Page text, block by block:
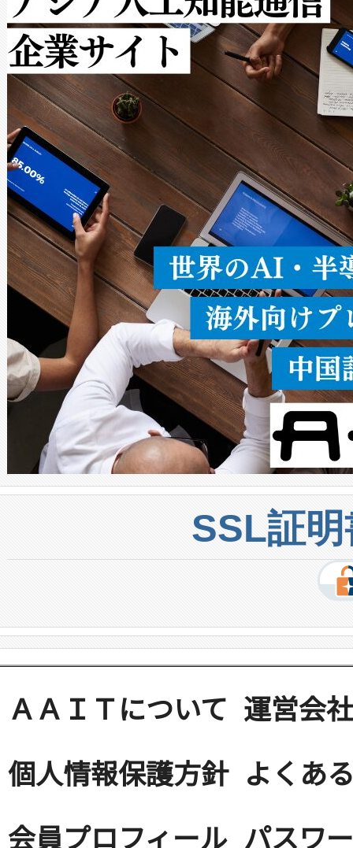
ルの変電所周囲を監視でき、
作業と点群処理を簡素化でき
Avia 2は、2種類のFOVオプシ
× 80°のノーマルモード、長
ードを切り替えて使用するこ
ることなく、単一のデバイス
うにします。遠距離まで届く
密度なスキャ […]
SSL証
ＡＡＩＴについて 運営会社
個人情報保護方針 よくあ
会員プロフィール パスワ